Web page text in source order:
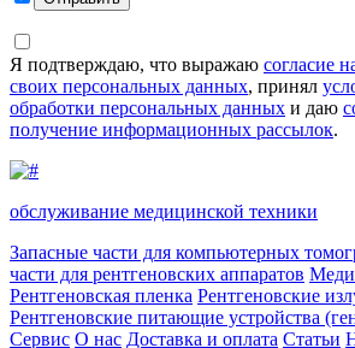
Я подтверждаю, что выражаю согласие
своих персональных данных, принял
обработки персональных данных и даю
получение информационных рассылок.
обслуживание медицинской техники
Запасные части для компьютерных
части для рентгеновских аппаратов
Рентгеновская пленка Рентгеновские
Рентгеновские питающие устройства
Сервис О нас Доставка и оплата Статьи